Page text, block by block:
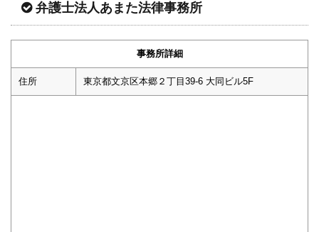
弁護士法人あまた法律事務所
事務所詳細
住所 東京都文京区本郷２丁目39-6 大同ビル5F